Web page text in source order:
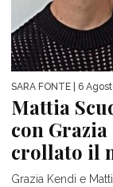
SARA FONTE | 6
Mattia
con
crollato il
Grazia Kendi e